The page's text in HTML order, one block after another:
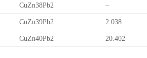
CuZn38Pb2 –
CuZn39Pb2 2.038
CuZn40Pb2 20.402